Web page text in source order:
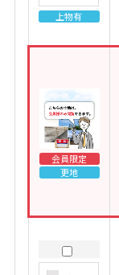
上物有
会員限定
更地